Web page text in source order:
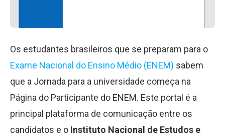
Os estudantes brasileiros que se preparam para o
Exame Nacional do Ensino Médio (ENEM) sabem
que a Jornada para a universidade começa na
Página do Participante do ENEM. Este portal é a
principal plataforma de comunicação entre os
candidatos e o Instituto Nacional de Estudos e